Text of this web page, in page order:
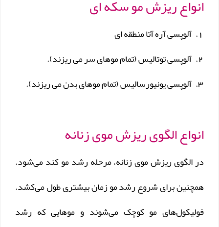
انواع ریزش مو سکه ای
آلوپسی آره آتا منطقه ای
آلوپسی توتالیس (تمام موهای سر می ریزند).
آلوپسی یونیورسالیس (تمام موهای بدن می ریزند).
انواع الگوی ریزش موی زنانه
در الگوی ریزش موی زنانه، مرحله رشد مو کند می‌شود.
همچنین برای شروع رشد مو زمان بیشتری طول می‌کشد.
فولیکول‌های مو کوچک می‌شوند و موهایی که رشد